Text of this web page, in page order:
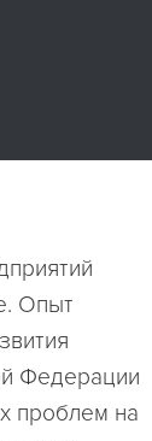
Опыт
Федерации
проблем на